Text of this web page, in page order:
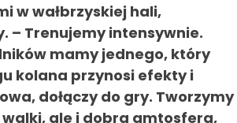
w wałbrzyskiej hali,
– Trenujemy intensywnie.
mamy jednego, który
kolana przynosi efekty i
dołączy do gry. Tworzymy
walki, ale i dobra amtosfera,